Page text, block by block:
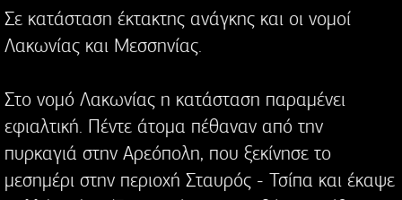
Σε κατάσταση έκτακτης ανάγκης και οι νομοί
Λακωνίας και Μεσσηνίας.
Στο νομό Λακωνίας η κατάσταση παραμένει
εφιαλτική. Πέντε άτομα πέθαναν από την
πυρκαγιά στην Αρεόπολη, που ξεκίνησε το
μεσημέρι στην περιοχή Σταυρός - Τσίπα και έκαψε